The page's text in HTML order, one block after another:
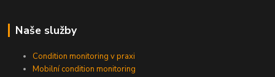
Naše služby
Condition monitoring v praxi
Mobilní condition monitoring